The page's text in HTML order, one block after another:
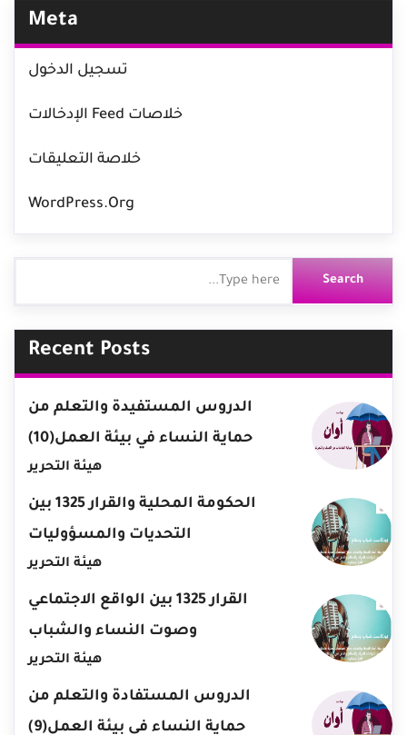
Meta
تسجيل الدخول
خلاصات Feed الإدخالات
خلاصة التعليقات
WordPress.org
Recent Posts
الدروس المستفيدة والتعلم من
حماية النساء في بيئة العمل(10)
هيئة التحرير
الحكومة المحلية والقرار 1325 بين
التحديات والمسؤوليات
هيئة التحرير
القرار 1325 بين الواقع الاجتماعي
وصوت النساء والشباب
هيئة التحرير
الدروس المستفادة والتعلم من
حماية النساء في بيئة العمل(9)